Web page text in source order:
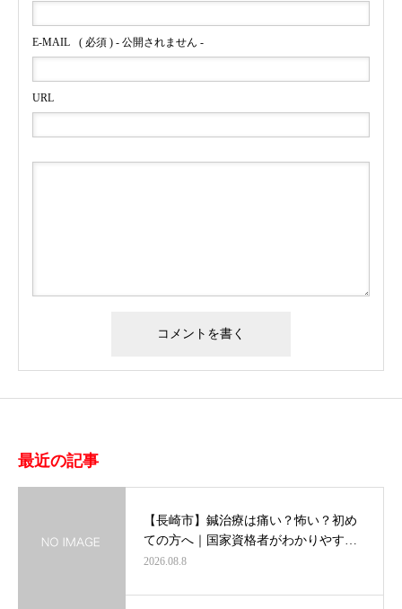
E-MAIL ( 必須 ) - 公開されません -
URL
最近の記事
【長崎市】鍼治療は痛い？怖い？初め
ての方へ｜国家資格者がわかりやす…
2026.08.8